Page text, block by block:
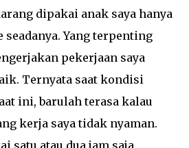
dipakai anak saya hanya
Yang terpenting
pekerjaan saya
Ternyata saat kondisi
ini, barulah terasa kalau
kerja saya tidak nyaman.